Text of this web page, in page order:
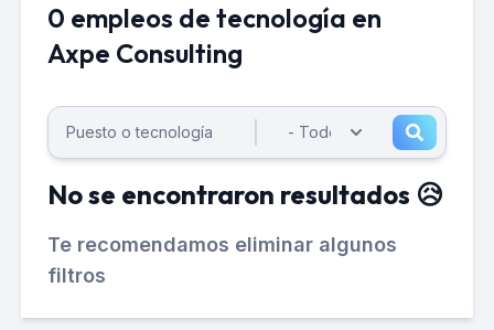
0 empleos de tecnología en
Axpe Consulting
No se encontraron resultados 😥
Te recomendamos eliminar algunos
filtros